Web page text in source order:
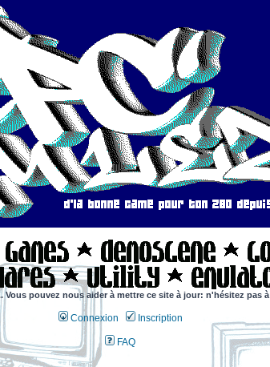
Vous pouvez nous aider à mettre ce site à jour: n'hésitez pas à
Connexion Inscription
FAQ